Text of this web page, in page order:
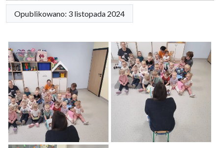
Opublikowano: 3 listopada 2024